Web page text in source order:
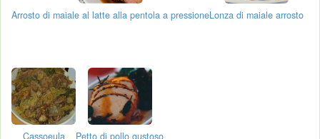
Arrosto di maiale al latte alla pentola a pressioneLonza di maiale arrosto
Cassoeula Petto di pollo gustoso